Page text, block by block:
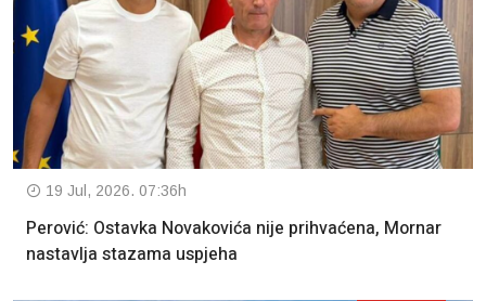
19 Jul, 2026. 07:36h
Perović: Ostavka Novakovića nije prihvaćena, Mornar
nastavlja stazama uspjeha